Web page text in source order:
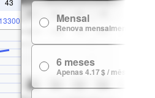
13300 Mensal
Renova mensalmente
6 meses
Apenas 4.17 $ / mês